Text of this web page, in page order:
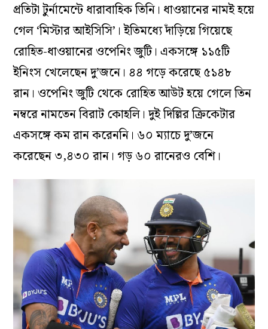
প্রতিটা টুর্নামেন্টে ধারাবাহিক তিনি। ধাওয়ানের নামই হয়ে
গেল ‘মিস্টার আইসিসি’। ইতিমধ্যে দাঁড়িয়ে গিয়েছে
রোহিত-ধাওয়ানের ওপেনিং জুটি। একসঙ্গে ১১৫টি
ইনিংস খেলেছেন দু’জনে। ৪৪ গড়ে করেছে ৫১৪৮
রান। ওপেনিং জুটি থেকে রোহিত আউট হয়ে গেলে তিন
নম্বরে নামতেন বিরাট কোহলি। দুই দিল্লির ক্রিকেটার
একসঙ্গে কম রান করেননি। ৬০ ম্যাচে দু’জনে
করেছেন ৩,৪৩০ রান। গড় ৬০ রানেরও বেশি।